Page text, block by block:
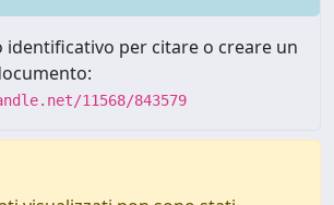
identificativo per citare o creare un
11568/843579